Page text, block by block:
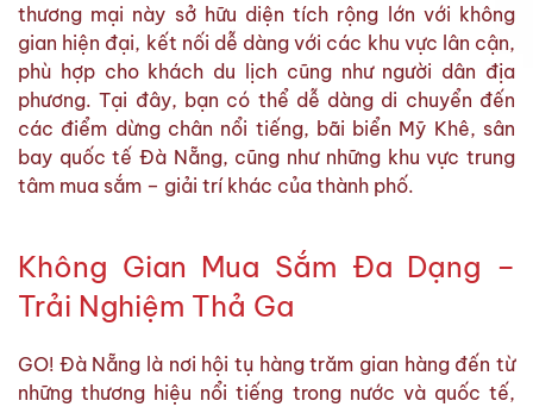
thương mại này sở hữu diện tích rộng lớn với không
gian hiện đại, kết nối dễ dàng với các khu vực lân cận,
phù hợp cho khách du lịch cũng như người dân địa
phương. Tại đây, bạn có thể dễ dàng di chuyển đến
các điểm dừng chân nổi tiếng, bãi biển Mỹ Khê, sân
bay quốc tế Đà Nẵng, cũng như những khu vực trung
tâm mua sắm – giải trí khác của thành phố.
Không Gian Mua Sắm Đa Dạng –
Trải Nghiệm Thả Ga
GO! Đà Nẵng là nơi hội tụ hàng trăm gian hàng đến từ
những thương hiệu nổi tiếng trong nước và quốc tế,